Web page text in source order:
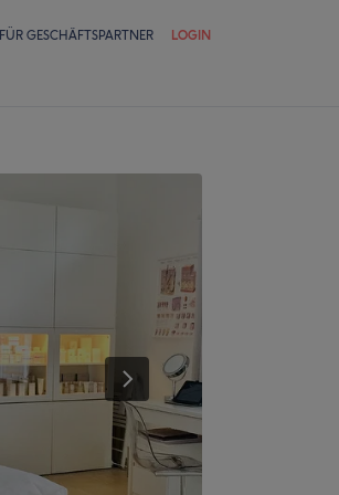
FÜR GESCHÄFTSPARTNER LOGIN